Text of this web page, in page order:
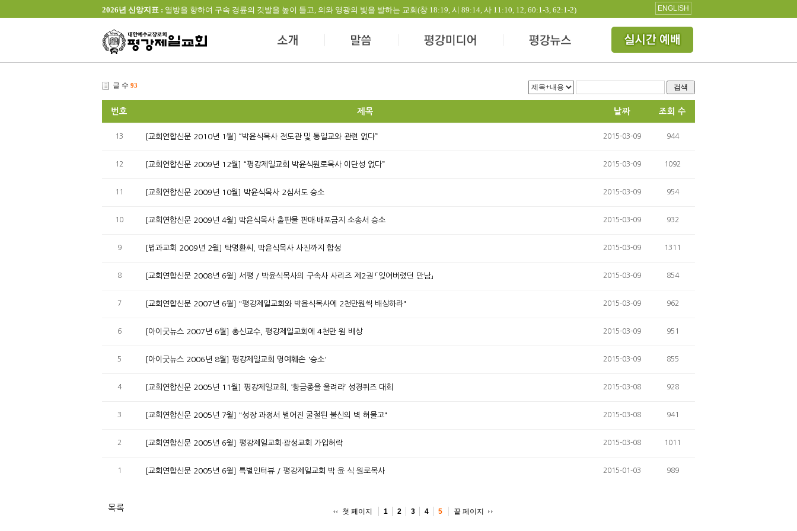
2026년 신앙지표 : 열방을 향하여 구속 경륜의 깃발을 높이 들고, 의와 영광의 빛을 발하는 교회(창 18:19, 시 89:14, 사 11:10, 12, 60:1-3, 62:1-2) ENGLISH
글 수 93 검색
번호 제목 날짜 조회 수
13 [교회연합신문 2010년 1월] “박윤식목사 전도관 및 통일교와 관련 없다” 2015-03-09 944
12 [교회연합신문 2009년 12월] “평강제일교회 박윤식원로목사 이단성 없다” 2015-03-09 1092
11 [교회연합신문 2009년 10월] 박윤식목사 2심서도 승소 2015-03-09 954
10 [교회연합신문 2009년 4월] 박윤식목사 출판물 판매·배포금지 소송서 승소 2015-03-09 932
9 [법과교회 2009년 2월] 탁명환씨, 박윤식목사 사진까지 합성 2015-03-09 1311
8 [교회연합신문 2008년 6월] 서평 / 박윤식목사의 구속사 사리즈 제2권 「잊어버렸던 만남」 2015-03-09 854
7 [교회연합신문 2007년 6월] "평강제일교회와 박윤식목사에 2천만원씩 배상하라" 2015-03-09 962
6 [아이굿뉴스 2007년 6월] 총신교수, 평강제일교회에 4천만 원 배상 2015-03-09 951
5 [아이굿뉴스 2006년 8월] 평강제일교회 명예훼손 '승소' 2015-03-09 855
4 [교회연합신문 2005년 11월] 평강제일교회, ‘황금종을 울려라’ 성경퀴즈 대회 2015-03-08 928
3 [교회연합신문 2005년 7월] "성장 과정서 벌어진 굴절된 불신의 벽 허물고" 2015-03-08 941
2 [교회연합신문 2005년 6월] 평강제일교회·광성교회 가입허락 2015-03-08 1011
1 [교회연합신문 2005년 6월] 특별인터뷰 / 평강제일교회 박 윤 식 원로목사 2015-01-03 989
목록 첫 페이지 1 2 3 4 5 끝 페이지